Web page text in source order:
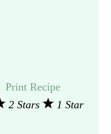
Print Recipe
2 Stars 1 Star